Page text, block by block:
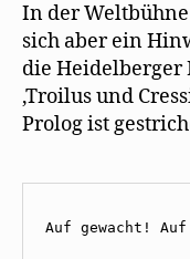
In der
sich aber ein
die Heidelberger
‚Troilus und
Prolog ist
Auf gewacht!